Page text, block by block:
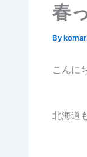
春
By
こんに
北海道